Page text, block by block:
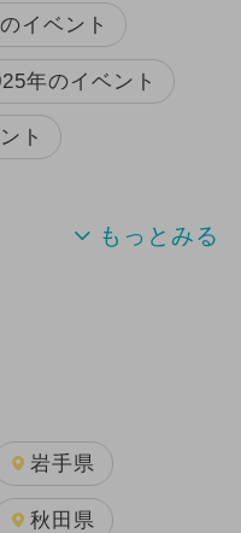
イベント
年のイベント
ト
岩手県
秋田県